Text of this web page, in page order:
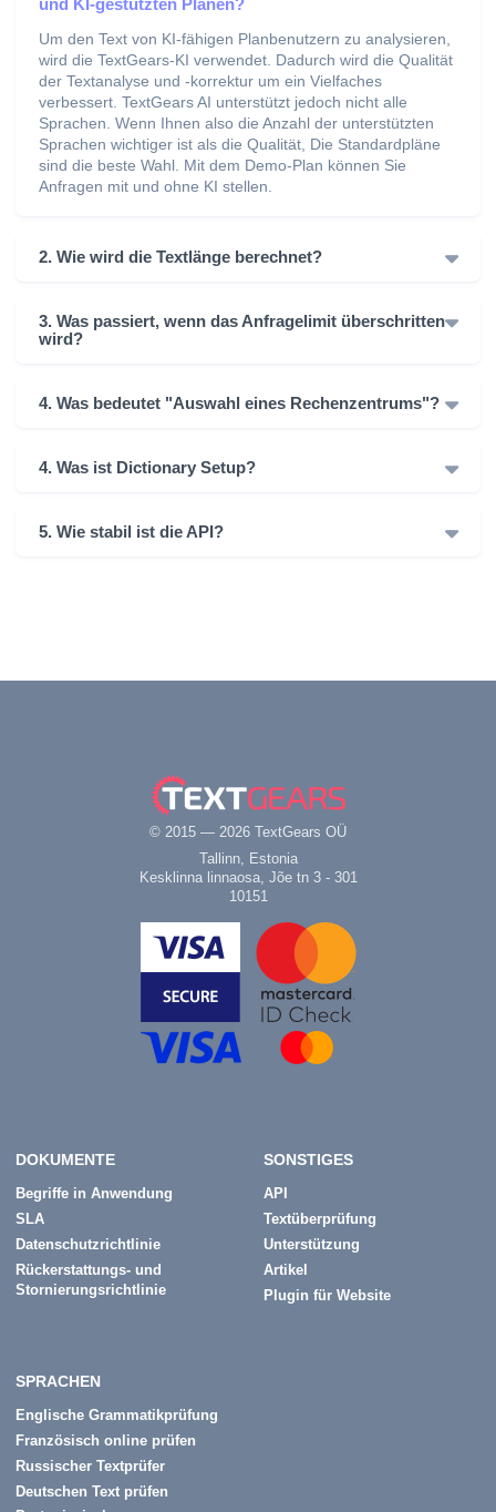
und KI-gestützten Plänen?
Um den Text von KI-fähigen Planbenutzern zu analysieren,
wird die TextGears-KI verwendet. Dadurch wird die Qualität
der Textanalyse und -korrektur um ein Vielfaches
verbessert. TextGears AI unterstützt jedoch nicht alle
Sprachen. Wenn Ihnen also die Anzahl der unterstützten
Sprachen wichtiger ist als die Qualität, Die Standardpläne
sind die beste Wahl. Mit dem Demo-Plan können Sie
Anfragen mit und ohne KI stellen.
2. Wie wird die Textlänge berechnet?
3. Was passiert, wenn das Anfragelimit überschritten
wird?
4. Was bedeutet "Auswahl eines Rechenzentrums"?
4. Was ist Dictionary Setup?
5. Wie stabil ist die API?
© 2015 — 2026 TextGears OÜ
Tallinn, Estonia
Kesklinna linnaosa, Jõe tn 3 - 301
10151
DOKUMENTE
Begriffe in Anwendung
SLA
Datenschutzrichtlinie
Rückerstattungs- und
Stornierungsrichtlinie
SONSTIGES
API
Textüberprüfung
Unterstützung
Artikel
Plugin für Website
SPRACHEN
Englische Grammatikprüfung
Französisch online prüfen
Russischer Textprüfer
Deutschen Text prüfen